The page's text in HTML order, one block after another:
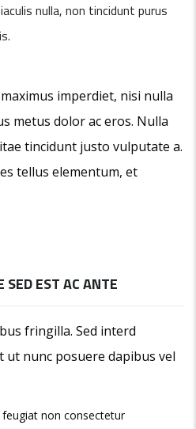
nulla, non tincidunt purus
imperdiet, nisi nulla
metus dolor ac eros. Nulla
tincidunt justo vulputate a.
tellus elementum, et
EST AC ANTE
fringilla. Sed interd
ut nunc posuere dapibus vel
non consectetur